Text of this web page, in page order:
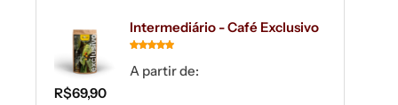
Intermediário - Café Exclusivo
A partir de:
R$69,90